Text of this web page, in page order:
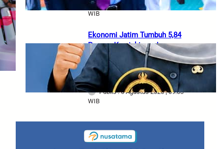
Publis : 6 Agustus 2026 | 14:02
WIB
Ekonomi Jatim Tumbuh 5,84
Persen, Kemiskinan dan
Pengangguran Turun, Gubernur
Khofifah Tekankan Pertumbuhan
Berkualitas
Publis : 6 Agustus 2026 | 09:03
WIB